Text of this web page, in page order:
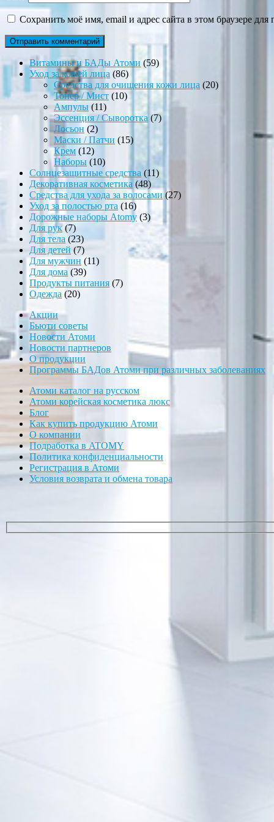
Сохранить моё имя, email и адрес сайта в этом браузере
Витамины и БАДы Атоми 5959
Уход за кожей лица 8686
товаров
Средства для очищения кожи лица 2020
Тонер / Мист 1010
товаров
Ампулы 1111
товаров
Эссенция / Сыворотка 77
Лосьон 22
товара
Маски / Патчи 1515
товаров
Крем 1212
товаров
Наборы 1010
товаров
Солнцезащитные средства 1111
товаров
Декоративная косметика 4848
товаров
Средства для ухода за волосами 2727
Уход за полостью рта 1616
товаров
Дорожные наборы Atomy 33
товара
Для рук 77
товаров
Для тела 2323
товара
Для детей 77
товаров
Для мужчин 1111
Для дома 3939
товаров
Продукты питания 77
Одежда 2020
Акции
Бьюти советы
Новости Атоми
Новости партнеров
О продукции
Программы БАДов Атоми при различных заболеваниях
Атоми каталог на русском
Атоми корейская косметика люкс
Блог
Как купить продукцию Атоми
О компании
Подработка в ATOMY
Политика конфиденциальности
Регистрация в Атоми
Условия возврата и обмена товара